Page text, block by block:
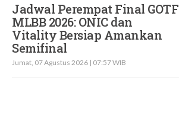
Jadwal Perempat Final GOTF
MLBB 2026: ONIC dan
Vitality Bersiap Amankan
Semifinal
Jumat, 07 Agustus 2026 | 07:57 WIB